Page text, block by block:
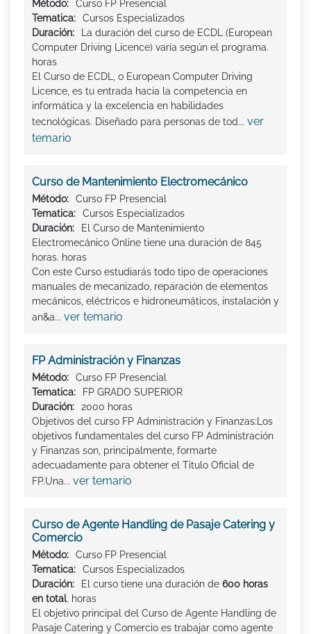
Método:
Curso FP Presencial
Tematica:
Cursos Especializados
Duración:
La duración del curso de ECDL (European
Computer Driving Licence) varía según el programa.
horas
El Curso de ECDL, o European Computer Driving
Licence, es tu entrada hacia la competencia en
informática y la excelencia en habilidades
tecnológicas. Diseñado para personas de tod... ver
temario
Curso de Mantenimiento Electromecánico
Método:
Curso FP Presencial
Tematica:
Cursos Especializados
Duración:
El Curso de Mantenimiento
Electromecánico Online tiene una duración de 845
horas. horas
Con este Curso estudiarás todo tipo de operaciones
manuales de mecanizado, reparación de elementos
mecánicos, eléctricos e hidroneumáticos, instalación y
an&a... ver temario
FP Administración y Finanzas
Método:
Curso FP Presencial
Tematica:
FP GRADO SUPERIOR
Duración:
2000 horas
Objetivos del curso FP Administración y Finanzas:Los
objetivos fundamentales del curso FP Administración
y Finanzas son, principalmente, formarte
adecuadamente para obtener el Titulo Oficial de
FP.Una... ver temario
Curso de Agente Handling de Pasaje Catering y
Comercio
Método:
Curso FP Presencial
Tematica:
Cursos Especializados
Duración:
El curso tiene una duración de 600 horas
en total. horas
El objetivo principal del Curso de Agente Handling de
Pasaje Catering y Comercio es trabajar como agente